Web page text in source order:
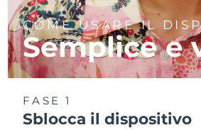
COME USARE IL
Semplice e
FASE 1
Sblocca il dispositivo